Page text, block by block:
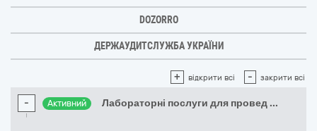
DOZORRO
ДЕРЖАУДИТСЛУЖБА УКРАЇНИ
+ відкрити всі - закрити всі
- Активний Лабораторні послуги для провед ...